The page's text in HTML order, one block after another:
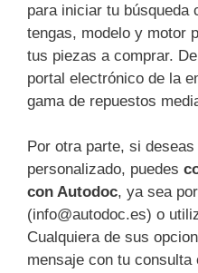
para iniciar tu búsqueda
tengas, modelo y motor
tus piezas a comprar.
portal electrónico de la
gama de repuestos
Por otra parte, si
personalizado, puedes
con Autodoc, ya sea
(info@autodoc.es) o
Cualquiera de sus
mensaje con tu